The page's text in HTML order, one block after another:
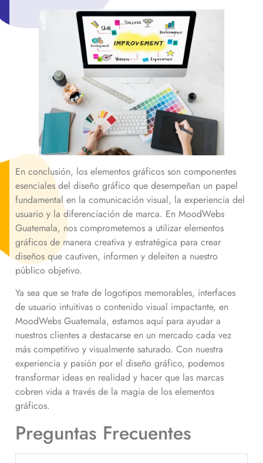
En conclusión, los elementos gráficos son componentes
esenciales del diseño gráfico que desempeñan un papel
fundamental en la comunicación visual, la experiencia del
usuario y la diferenciación de marca. En MoodWebs
Guatemala, nos comprometemos a utilizar elementos
gráficos de manera creativa y estratégica para crear
diseños que cautiven, informen y deleiten a nuestro
público objetivo.
Ya sea que se trate de logotipos memorables, interfaces
de usuario intuitivas o contenido visual impactante, en
MoodWebs Guatemala, estamos aquí para ayudar a
nuestros clientes a destacarse en un mercado cada vez
más competitivo y visualmente saturado. Con nuestra
experiencia y pasión por el diseño gráfico, podemos
transformar ideas en realidad y hacer que las marcas
cobren vida a través de la magia de los elementos
gráficos.
Preguntas Frecuentes